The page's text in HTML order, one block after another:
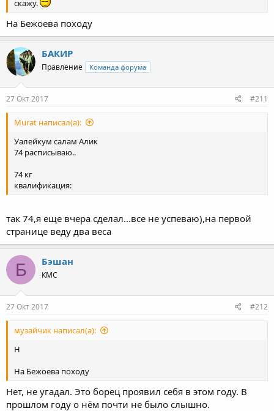
скажу.
На Бежоева походу
БАКИР
Правление Команда форума
27 Окт 2017 #211
Murat написал(а):
Уалейкум салам Алик
74 расписываю..
74 кг
квалификация:
так 74,я еще вчера сделал...все не успеваю),на первой
странице веду два веса
Б Бэшан
КМС
27 Окт 2017 #212
музайчик написал(а):
Н
На Бежоева походу
Нет, не угадал. Это борец проявил себя в этом году. В
прошлом году о нём почти не было слышно.